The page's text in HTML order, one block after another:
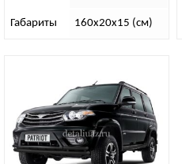
Габариты 160х20х15 (см)